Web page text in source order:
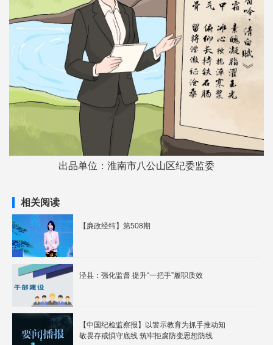
出品单位：淮南市八公山区纪委监委
相关阅读
【廉政经纬】第508期
泾县：强化监督 提升“一把手”履职质效
【中国纪检监察报】以警示教育为抓手推动知
敬畏存戒惧守底线 筑牢拒腐防变思想防线